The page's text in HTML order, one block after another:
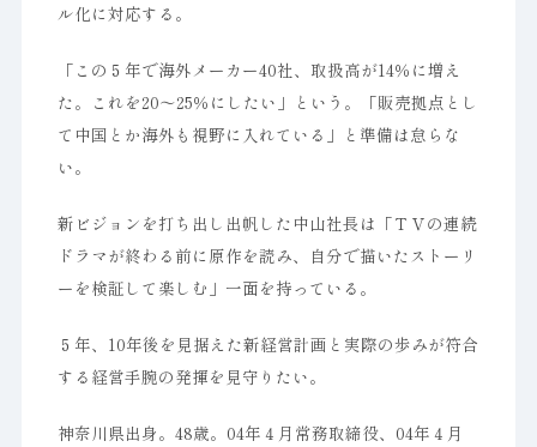
ル化に対応する。
「この５年で海外メーカー40社、取扱高が14％に増え
た。これを20～25％にしたい」という。「販売拠点とし
て中国とか海外も視野に入れている」と準備は怠らな
い。
新ビジョンを打ち出し出帆した中山社長は「ＴＶの連続
ドラマが終わる前に原作を読み、自分で描いたストーリ
ーを検証して楽しむ」一面を持っている。
５年、10年後を見据えた新経営計画と実際の歩みが符合
する経営手腕の発揮を見守りたい。
神奈川県出身。48歳。04年４月常務取締役、04年４月